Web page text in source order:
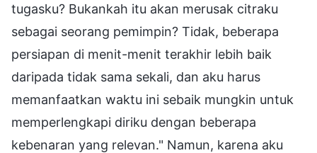
tugasku? Bukankah itu akan merusak citraku
sebagai seorang pemimpin? Tidak, beberapa
persiapan di menit-menit terakhir lebih baik
daripada tidak sama sekali, dan aku harus
memanfaatkan waktu ini sebaik mungkin untuk
memperlengkapi diriku dengan beberapa
kebenaran yang relevan." Namun, karena aku